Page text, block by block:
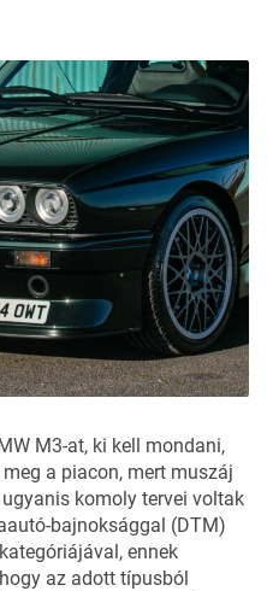
M3-at, ki kell mondani,
a piacon, mert muszáj
komoly tervei voltak
bajnoksággal (DTM)
ennek
az adott típusból